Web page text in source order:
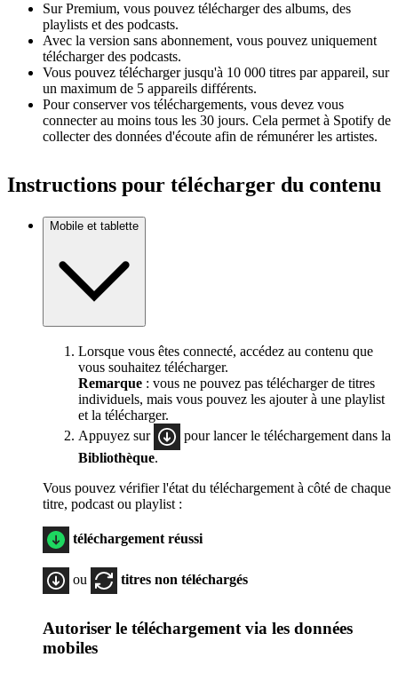
Sur Premium, vous pouvez télécharger des albums, des
playlists et des podcasts.
Avec la version sans abonnement, vous pouvez uniquement
télécharger des podcasts.
Vous pouvez télécharger jusqu'à 10 000 titres par appareil, sur
un maximum de 5 appareils différents.
Pour conserver vos téléchargements, vous devez vous
connecter au moins tous les 30 jours. Cela permet à Spotify de
collecter des données d'écoute afin de rémunérer les artistes.
Instructions pour télécharger du contenu
Mobile et tablette
Lorsque vous êtes connecté, accédez au contenu que
vous souhaitez télécharger.
Remarque : vous ne pouvez pas télécharger de titres
individuels, mais vous pouvez les ajouter à une playlist
et la télécharger.
Appuyez sur
pour lancer le téléchargement dans la
Bibliothèque.
Vous pouvez vérifier l'état du téléchargement à côté de chaque
titre, podcast ou playlist :
téléchargement réussi
ou titres non téléchargés
Autoriser le téléchargement via les données
mobiles